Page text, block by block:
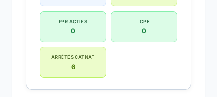
PPR ACTIFS
0
ICPE
0
ARRÊTÉS CATNAT
6